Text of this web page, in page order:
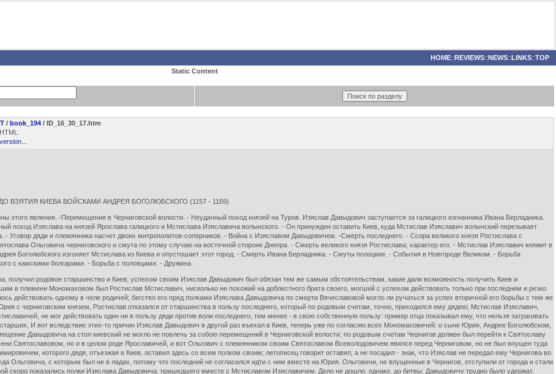
HOME::REVIEWS::NEWS::LINKS::TOP
Static Content
/ book_194 / ID_16_30_17.htm
КИЕВА ВОЙСКАМИ АНДРЕЯ БОГОЛЮБСКОГО (1157 - 1169)
этого явления. -Перемещения в Черниговской волости. - Неудачный поход князей на Туров. Изяслав Давыдович заступается за галицкого изгнанника Ивана Берладника.
поход Изяслава на князей Ярослава галицкого и Мстислава Изяславича волынского. - Он принужден оставить Киев, куда Мстислав Изяславич волынский перезывает
Уговор дяди и племянника насчет двоих митрополитов-соперников. - Война с Изяславом Давыдовичем. -Смерть последнего. - Ссора великого князя Ростислава с
Ольговича черниговского и смута по этому случаю на восточной стороне Днепра. - Смерть великого князя Ростислава; характер его. - Мстислав Изяславич княжит в
Боголюбского изгоняет Мстислава из Киева и опустошает этот город. - Смерть Ивана Берладника. - Смуты полоцкие. - События в Новгороде Великом. - Борьба
с камскими болгарами. - Борьба с половцами. - Дружина.
получил родовое старшинство и Киев; успехом своим Изяслав Давыдович был обязан тем же самым обстоятельствам, какие дали возможность получить Киев и
в племени Мономаховом был Ростислав Мстиславич, нисколько не похожий на доблестного брата своего, могший с успехом действовать только при последнем и резко
действовать одному в челе родичей; бегство его пред полками Изяслава Давыдовича по смерти Вячеславовой могло ли ручаться за успех вторичной его борьбы с тем же
с черниговским князем, Ростислав отказался от старшинства в пользу последнего, который по родовым счетам, точно, приходился ему дядею; Мстислав Изяславич,
не мог действовать один ни в пользу дяди против воли последнего, тем менее - в свою собственную пользу: пример отца показывал ему, что нельзя затрагивать
И вот вследствие этих-то причин Изяслав Давыдович в другой раз въехал в Киев, теперь уже по согласию всех Мономаховичей: о сыне Юрия, Андрее Боголюбском,
Давыдовича на стол киевский не могло не повлечь за собою перемещений в Черниговской волости: по родовым счетам Чернигов должен был перейти к Святославу
Святославовом, но и в целом роде Ярославичей, и вот Ольгович с племянником своим Святославом Всеволодовичем явился перед Черниговом, но не был впущен туда
которого дядя, отъезжая в Киев, оставил здесь со всем полком своим; летописец говорит оставил, а не посадил - знак, что Изяслав не передал ему Чернигова во
Ольговича, с которым был не в ладах, потому что последний не согласился идти с ним вместе на Юрия. Ольговичи, не впущенные в Чернигов, отступили от города и стали
скоро показались полки Изяслава Давыдовича, пришедшего вместе с Мстиславом Изяславичем. Дело не дошло, однако, до битвы; Давыдовичу трудно было удержат.